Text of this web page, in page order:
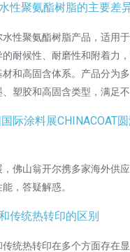
性聚氨酯树脂的主要差
水性聚氨酯树脂产品，适用
耐候性、耐磨性和附着力
和高固含体系。产品分为多
塑胶和高固含类型，满足不
际涂料展CHINACOAT
，佛山翁开尔携多家海外供
，答疑解惑。
传统热转印的区别
传统热转印在多个方面存在